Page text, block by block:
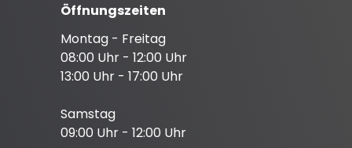
Öffnungszeiten
Montag - Freitag
08:00 Uhr - 12:00 Uhr
13:00 Uhr - 17:00 Uhr
Samstag
09:00 Uhr - 12:00 Uhr